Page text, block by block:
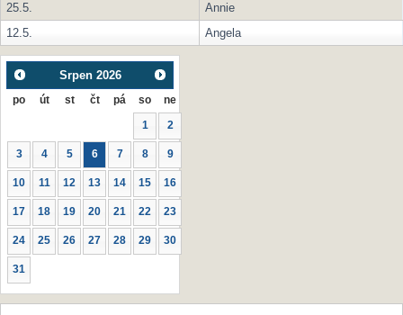
25.5.
Annie
12.5.
Angela
Srpen 2026
po út st čt pá so ne
1 2
3 4 5 6 7 8 9
10 11 12 13 14 15 16
17 18 19 20 21 22 23
24 25 26 27 28 29 30
31